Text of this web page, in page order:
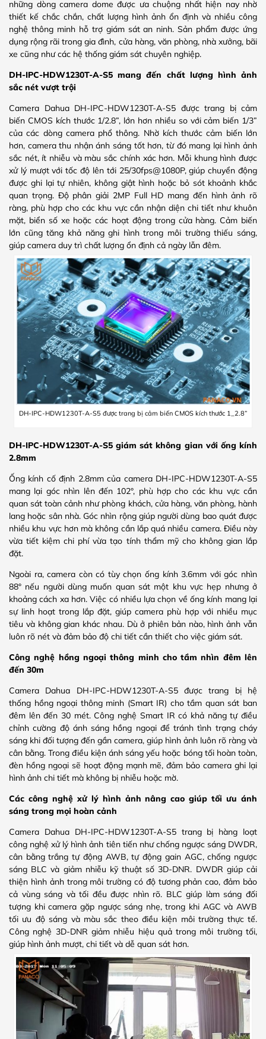
những dòng camera dome được ưa chuộng nhất hiện nay nhờ
thiết kế chắc chắn, chất lượng hình ảnh ổn định và nhiều công
nghệ thông minh hỗ trợ giám sát an ninh. Sản phẩm được ứng
dụng rộng rãi trong gia đình, cửa hàng, văn phòng, nhà xưởng, bãi
xe cũng như các hệ thống giám sát chuyên nghiệp.
DH-IPC-HDW1230T-A-S5 mang đến chất lượng hình ảnh
sắc nét vượt trội
Camera Dahua DH-IPC-HDW1230T-A-S5 được trang bị cảm
biến CMOS kích thước 1/2.8”, lớn hơn nhiều so với cảm biến 1/3”
của các dòng camera phổ thông. Nhờ kích thước cảm biến lớn
hơn, camera thu nhận ánh sáng tốt hơn, từ đó mang lại hình ảnh
sắc nét, ít nhiễu và màu sắc chính xác hơn. Mỗi khung hình được
xử lý mượt với tốc độ lên tới 25/30fps@1080P, giúp chuyển động
được ghi lại tự nhiên, không giật hình hoặc bỏ sót khoảnh khắc
quan trọng. Độ phân giải 2MP Full HD mang đến hình ảnh rõ
ràng, phù hợp cho các khu vực cần nhận diện chi tiết như khuôn
mặt, biển số xe hoặc các hoạt động trong cửa hàng. Cảm biến
lớn cũng tăng khả năng ghi hình trong môi trường thiếu sáng,
giúp camera duy trì chất lượng ổn định cả ngày lẫn đêm.
DH-IPC-HDW1230T-A-S5 được trang bị cảm biến CMOS kích thước 1_2.8”
DH-IPC-HDW1230T-A-S5 giám sát không gian với ống kính
2.8mm
Ống kính cố định 2.8mm của camera DH-IPC-HDW1230T-A-S5
mang lại góc nhìn lên đến 102°, phù hợp cho các khu vực cần
quan sát toàn cảnh như phòng khách, cửa hàng, văn phòng, hành
lang hoặc sân nhà. Góc nhìn rộng giúp người dùng bao quát được
nhiều khu vực hơn mà không cần lắp quá nhiều camera. Điều này
vừa tiết kiệm chi phí vừa tạo tính thẩm mỹ cho không gian lắp
đặt.
Ngoài ra, camera còn có tùy chọn ống kính 3.6mm với góc nhìn
88° nếu người dùng muốn quan sát một khu vực hẹp nhưng ở
khoảng cách xa hơn. Việc có nhiều lựa chọn về ống kính mang lại
sự linh hoạt trong lắp đặt, giúp camera phù hợp với nhiều mục
tiêu và không gian khác nhau. Dù ở phiên bản nào, hình ảnh vẫn
luôn rõ nét và đảm bảo độ chi tiết cần thiết cho việc giám sát.
Công nghệ hồng ngoại thông minh cho tầm nhìn đêm lên
đến 30m
Camera Dahua DH-IPC-HDW1230T-A-S5 được trang bị hệ
thống hồng ngoại thông minh (Smart IR) cho tầm quan sát ban
đêm lên đến 30 mét. Công nghệ Smart IR có khả năng tự điều
chỉnh cường độ ánh sáng hồng ngoại để tránh tình trạng cháy
sáng khi đối tượng đến gần camera, giúp hình ảnh luôn rõ ràng và
cân bằng. Trong điều kiện ánh sáng yếu hoặc bóng tối hoàn toàn,
đèn hồng ngoại sẽ hoạt động mạnh mẽ, đảm bảo camera ghi lại
hình ảnh chi tiết mà không bị nhiễu hoặc mờ.
Các công nghệ xử lý hình ảnh nâng cao giúp tối ưu ánh
sáng trong mọi hoàn cảnh
Camera Dahua DH-IPC-HDW1230T-A-S5 trang bị hàng loạt
công nghệ xử lý hình ảnh tiên tiến như chống ngược sáng DWDR,
cân bằng trắng tự động AWB, tự động gain AGC, chống ngược
sáng BLC và giảm nhiễu kỹ thuật số 3D-DNR. DWDR giúp cải
thiện hình ảnh trong môi trường có độ tương phản cao, đảm bảo
cả vùng sáng và tối đều được nhìn rõ. BLC giúp làm sáng đối
tượng khi camera gặp ngược sáng nhẹ, trong khi AGC và AWB
tối ưu độ sáng và màu sắc theo điều kiện môi trường thực tế.
Công nghệ 3D-DNR giảm nhiễu hiệu quả trong môi trường tối,
giúp hình ảnh mượt, chi tiết và dễ quan sát hơn.